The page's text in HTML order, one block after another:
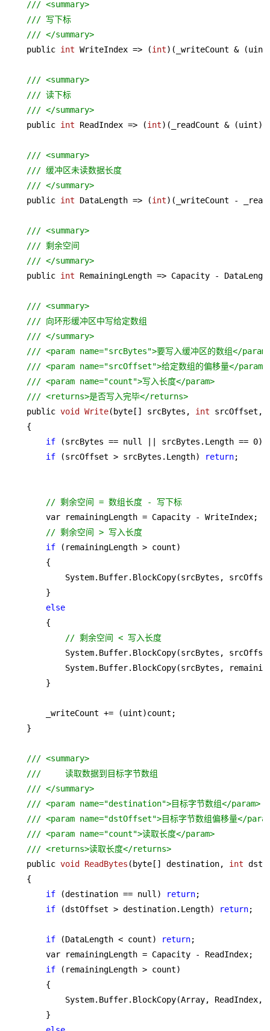
/// <summary>
/// 写下标
/// </summary>
    public
int WriteIndex => (int)(_writeCount &
/// <summary>
/// 读下标
/// </summary>
    public
int ReadIndex => (int)(_readCount &
/// <summary>
/// 缓冲区未读数据长度
/// </summary>
    public
int DataLength => (int)(_writeCount -
/// <summary>
/// 剩余空间
/// </summary>
    public
int RemainingLength => Capacity -
/// <summary>
/// 向环形缓冲区中写给定数组
/// </summary>
/// <param name="srcBytes">要写入缓冲区的数组</
/// <param name="srcOffset">给定数组的偏移量</param>
/// <param name="count">写入长度</param>
/// <returns>是否写入完毕</returns>
    public
void Write(byte[] srcBytes, int srcOffset,
    {
if (srcBytes == null || srcBytes.Length == 0)
if (srcOffset > srcBytes.Length) return;
// 剩余空间 = 数组长度 - 写下标
        var remainingLength = Capacity - WriteIndex;
// 剩余空间 > 写入长度
if (remainingLength > count)
        {
System.Buffer.BlockCopy(srcBytes,
        }
else
        {
// 剩余空间 < 写入长度
System.Buffer.BlockCopy(srcBytes,
System.Buffer.BlockCopy(srcBytes,
        }
        _writeCount += (uint)count;
    }
/// <summary>
///     读取数据到目标字节数组
/// </summary>
/// <param name="destination">目标字节数组</param>
/// <param name="dstOffset">目标字节数组偏移量</
/// <param name="count">读取长度</param>
/// <returns>读取长度</returns>
    public
void ReadBytes (byte[] destination, int
    {
if (destination == null) return;
if (dstOffset > destination.Length) return;
if (DataLength < count) return;
        var remainingLength = Capacity - ReadIndex;
if (remainingLength > count)
        {
System.Buffer.BlockCopy(Array, ReadIndex,
        }